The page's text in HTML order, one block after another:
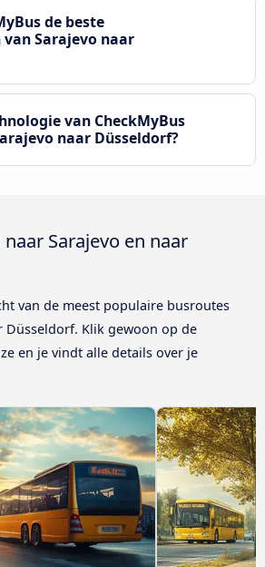
de beste
Sarajevo naar
van CheckMyBus
naar Düsseldorf?
Sarajevo en naar
van de meest populaire busroutes
Düsseldorf. Klik gewoon op de
en je vindt alle details over je